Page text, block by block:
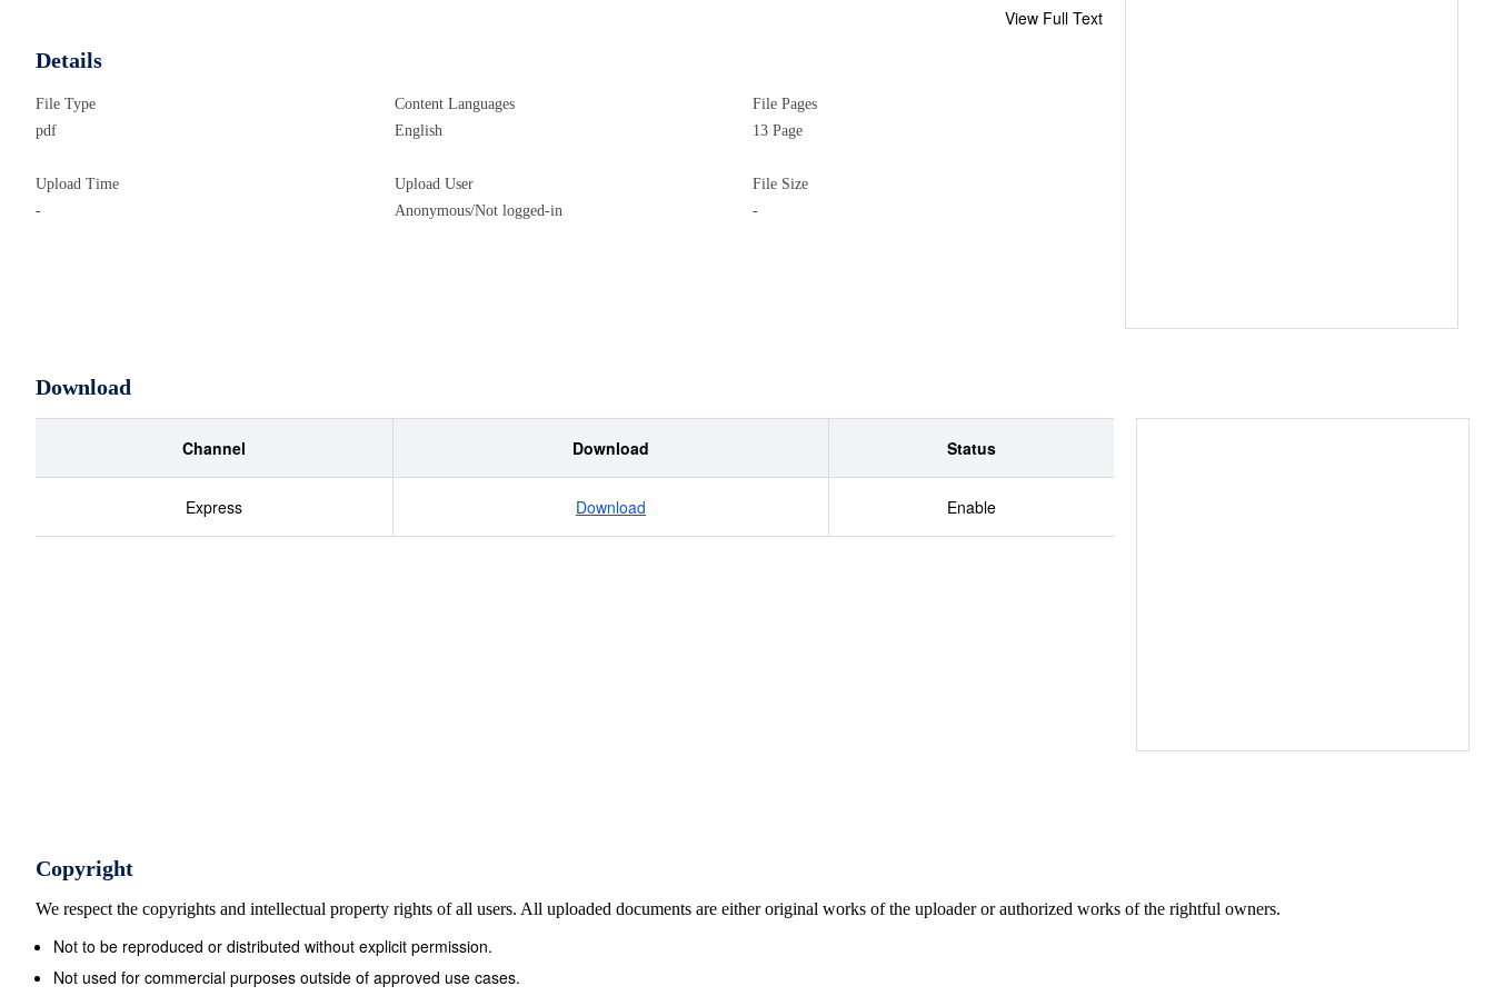
View Full Text
Details
File Type
pdf
Upload Time
-
Content Languages
English
Upload User
Anonymous/Not logged-in
File Pages
13 Page
File Size
-
Download
Channel Download Status
Express Download Enable
Copyright
We respect the copyrights and intellectual property rights of all users. All uploaded documents are either original works of the uploader or authorized works of the rightful owners.
Not to be reproduced or distributed without explicit permission.
Not used for commercial purposes outside of approved use cases.